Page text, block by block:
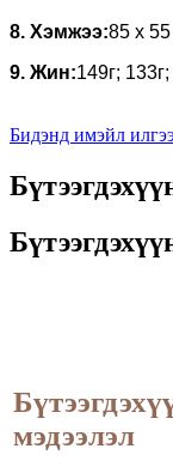
8. Хэмжээ:85 х
9. Жин:149г;
Бидэнд имэйл
мэдээлэл